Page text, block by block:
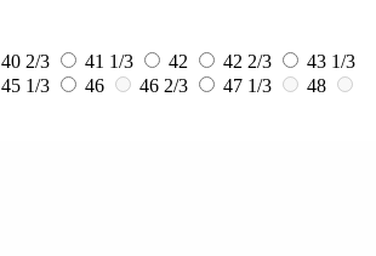
40 2/3 41 1/3 42 42 2/3
43 1/3
45 1/3 46 46 2/3 47 1/3
48